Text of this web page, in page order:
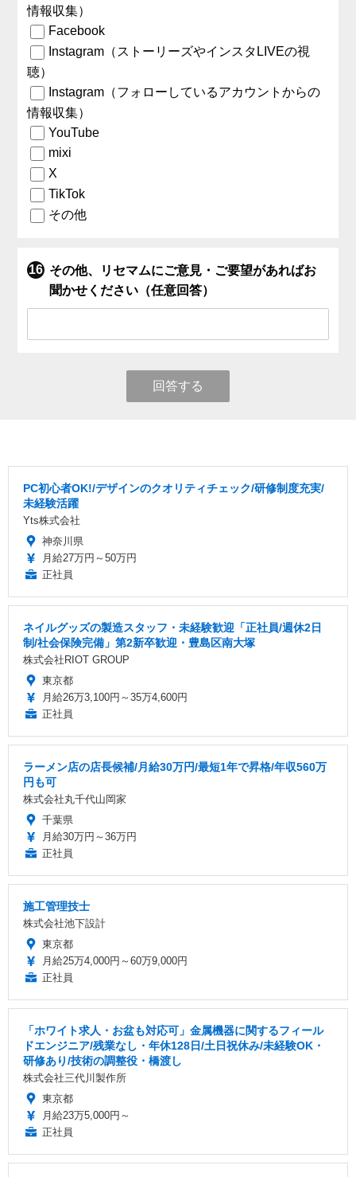
情報収集）
Facebook
Instagram（ストーリーズやインスタLIVEの視
聴）
Instagram（フォローしているアカウントからの
情報収集）
YouTube
mixi
X
TikTok
その他
その他、リセマムにご意見・ご要望があればお
聞かせください（任意回答）
回答する
PC初心者OK!/デザインのクオリティチェック/研修制度充実/
未経験活躍
Yts株式会社
神奈川県
月給27万円～50万円
正社員
ネイルグッズの製造スタッフ・未経験歓迎「正社員/週休2日
制/社会保険完備」第2新卒歓迎・豊島区南大塚
株式会社RIOT GROUP
東京都
月給26万3,100円～35万4,600円
正社員
ラーメン店の店長候補/月給30万円/最短1年で昇格/年収560万
円も可
株式会社丸千代山岡家
千葉県
月給30万円～36万円
正社員
施工管理技士
株式会社池下設計
東京都
月給25万4,000円～60万9,000円
正社員
「ホワイト求人・お盆も対応可」金属機器に関するフィール
ドエンジニア/残業なし・年休128日/土日祝休み/未経験OK・
研修あり/技術の調整役・橋渡し
株式会社三代川製作所
東京都
月給23万5,000円～
正社員